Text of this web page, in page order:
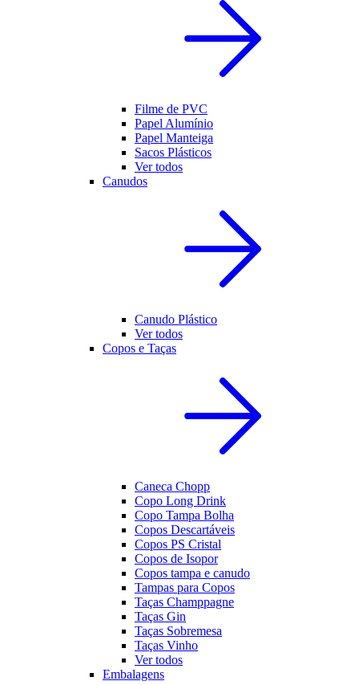
Filme de PVC
Papel Alumínio
Papel Manteiga
Sacos Plásticos
Ver todos
Canudos
Canudo Plástico
Ver todos
Copos e Taças
Caneca Chopp
Copo Long Drink
Copo Tampa Bolha
Copos Descartáveis
Copos PS Cristal
Copos de Isopor
Copos tampa e canudo
Tampas para Copos
Taças Champpagne
Taças Gin
Taças Sobremesa
Taças Vinho
Ver todos
Embalagens